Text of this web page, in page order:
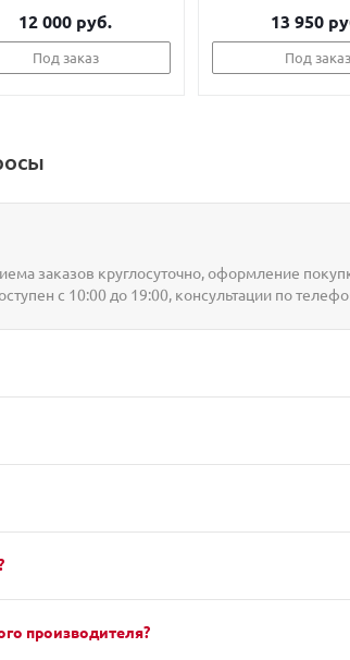
12 000 руб.
Под заказ
13 950
Под заказ
заказов круглосуточно, оформление
с 10:00 до 19:00, консультации по
производителя?